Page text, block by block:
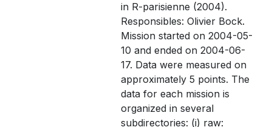
in R-parisienne (2004).
Responsibles: Olivier Bock.
Mission started on 2004-05-
10 and ended on 2004-06-
17. Data were measured on
approximately 5 points. The
data for each mission is
organized in several
subdirectories: (i) raw: